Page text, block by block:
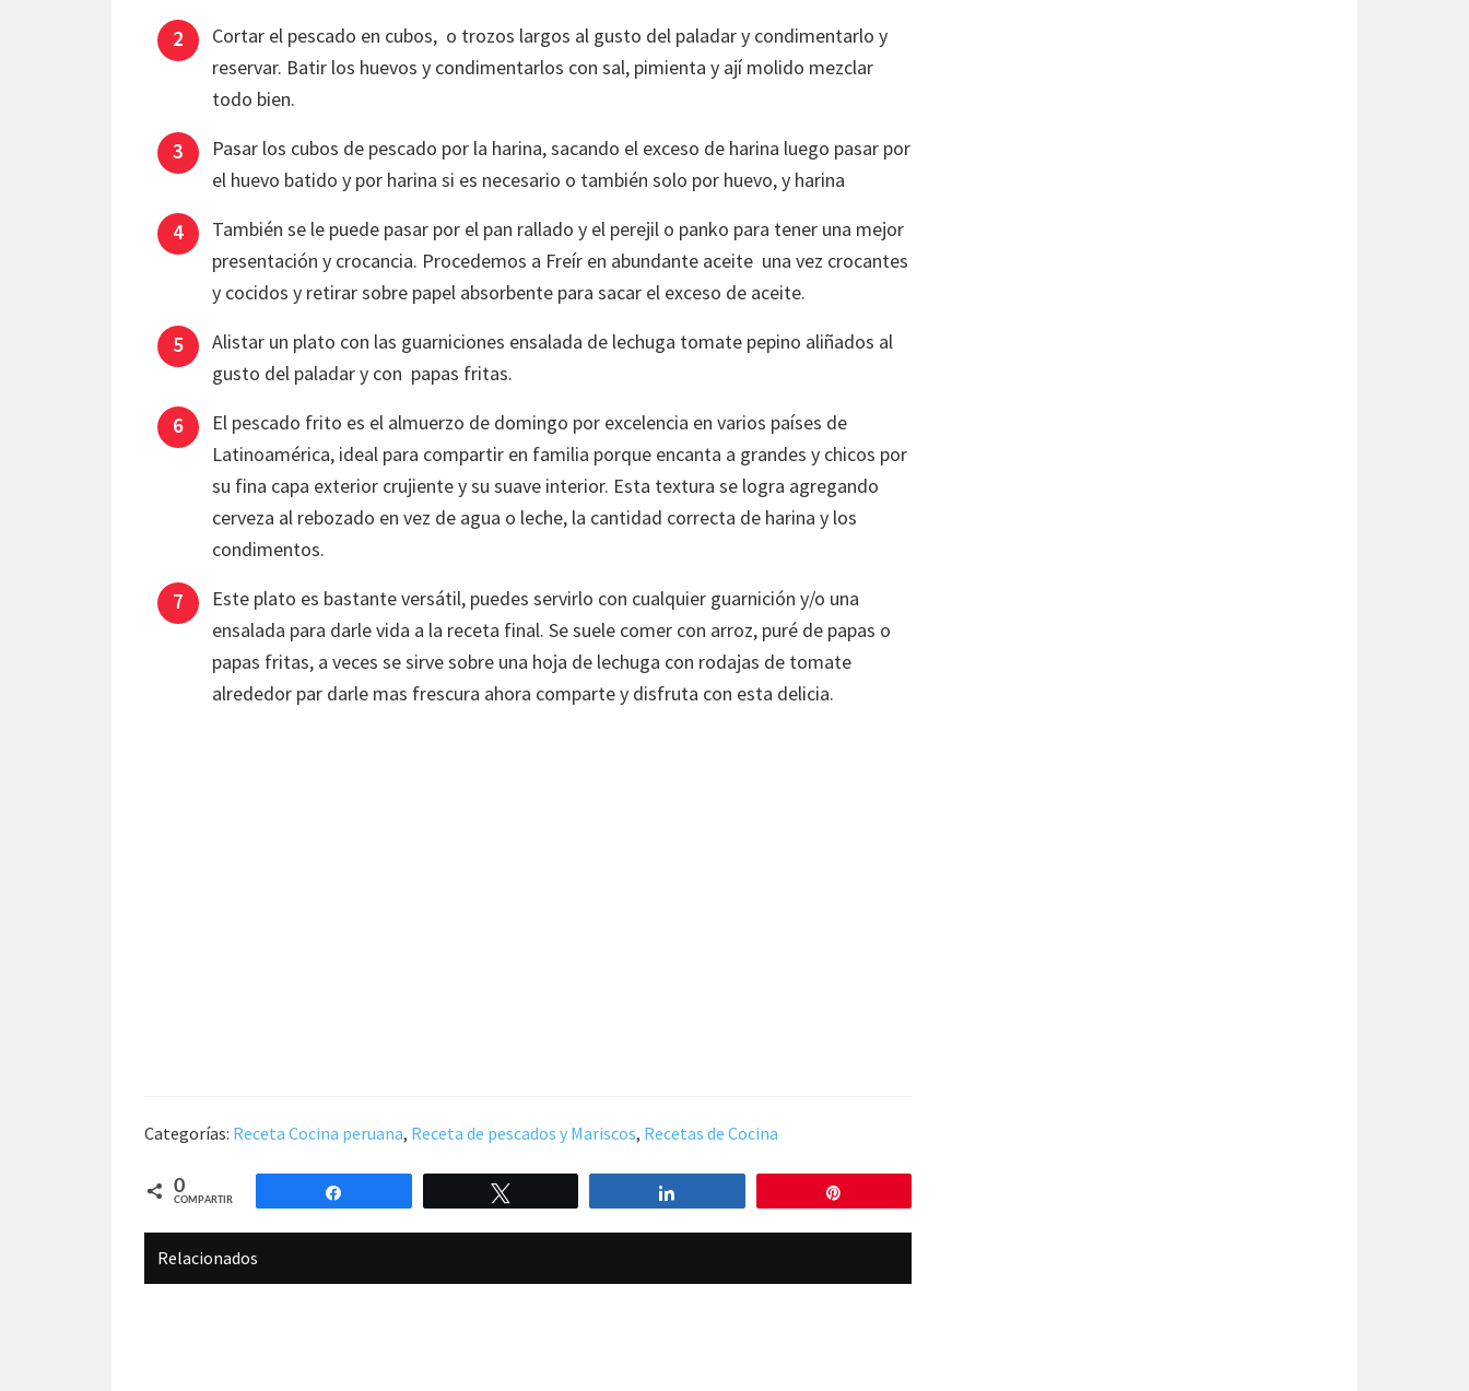
Cortar el pescado en cubos, o trozos largos al gusto del paladar y condimentarlo y
reservar. Batir los huevos y condimentarlos con sal, pimienta y ají molido mezclar
todo bien.
Pasar los cubos de pescado por la harina, sacando el exceso de harina luego pasar por
el huevo batido y por harina si es necesario o también solo por huevo, y harina
También se le puede pasar por el pan rallado y el perejil o panko para tener una mejor
presentación y crocancia. Procedemos a Freír en abundante aceite una vez crocantes
y cocidos y retirar sobre papel absorbente para sacar el exceso de aceite.
Alistar un plato con las guarniciones ensalada de lechuga tomate pepino aliñados al
gusto del paladar y con papas fritas.
El pescado frito es el almuerzo de domingo por excelencia en varios países de
Latinoamérica, ideal para compartir en familia porque encanta a grandes y chicos por
su fina capa exterior crujiente y su suave interior. Esta textura se logra agregando
cerveza al rebozado en vez de agua o leche, la cantidad correcta de harina y los
condimentos.
Este plato es bastante versátil, puedes servirlo con cualquier guarnición y/o una
ensalada para darle vida a la receta final. Se suele comer con arroz, puré de papas o
papas fritas, a veces se sirve sobre una hoja de lechuga con rodajas de tomate
alrededor par darle mas frescura ahora comparte y disfruta con esta delicia.
Categorías: Receta Cocina peruana, Receta de pescados y Mariscos, Recetas de Cocina
0
COMPARTIR
Relacionados